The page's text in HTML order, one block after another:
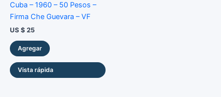
Cuba – 1960 – 50 Pesos –
Firma Che Guevara – VF
US $ 25
Agregar
Vista rápida